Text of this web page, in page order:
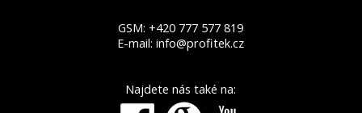
GSM:+420 777 577 819
E-mail:info@profitek.cz
Najdete nás také na: